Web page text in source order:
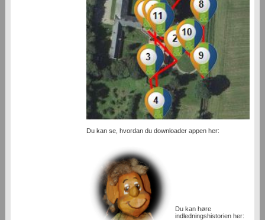
Du kan se, hvordan du downloader appen her:
Du kan høre
indledningshistorien her: